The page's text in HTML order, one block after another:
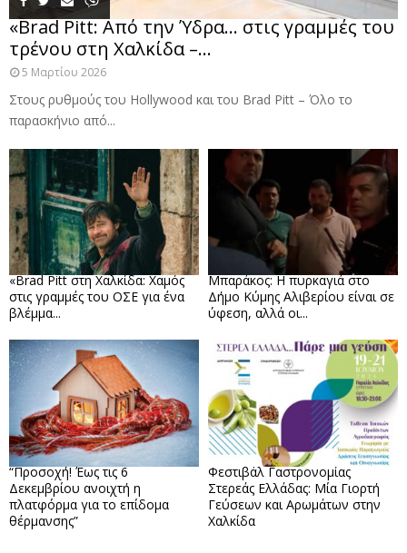
«Brad Pitt: Από την Ύδρα… στις γραμμές του
τρένου στη Χαλκίδα –...
5 Μαρτίου 2026
Στους ρυθμούς του Hollywood και του Brad Pitt – Όλο το
παρασκήνιο από...
«Brad Pitt στη Χαλκίδα: Χαμός
στις γραμμές του ΟΣΕ για ένα
βλέμμα...
Μπαράκος: Η πυρκαγιά στο
Δήμο Κύμης Αλιβερίου είναι σε
ύφεση, αλλά οι...
“Προσοχή! Έως τις 6
Δεκεμβρίου ανοιχτή η
πλατφόρμα για το επίδομα
θέρμανσης”
Φεστιβάλ Γαστρονομίας
Στερεάς Ελλάδας: Μία Γιορτή
Γεύσεων και Αρωμάτων στην
Χαλκίδα